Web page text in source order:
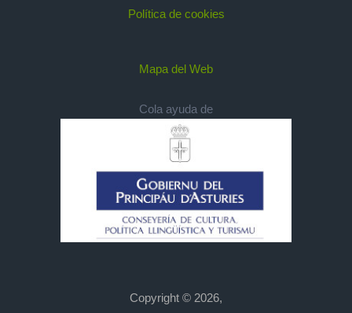
Política de cookies
Mapa del Web
Cola ayuda de
Copyright © 2026,